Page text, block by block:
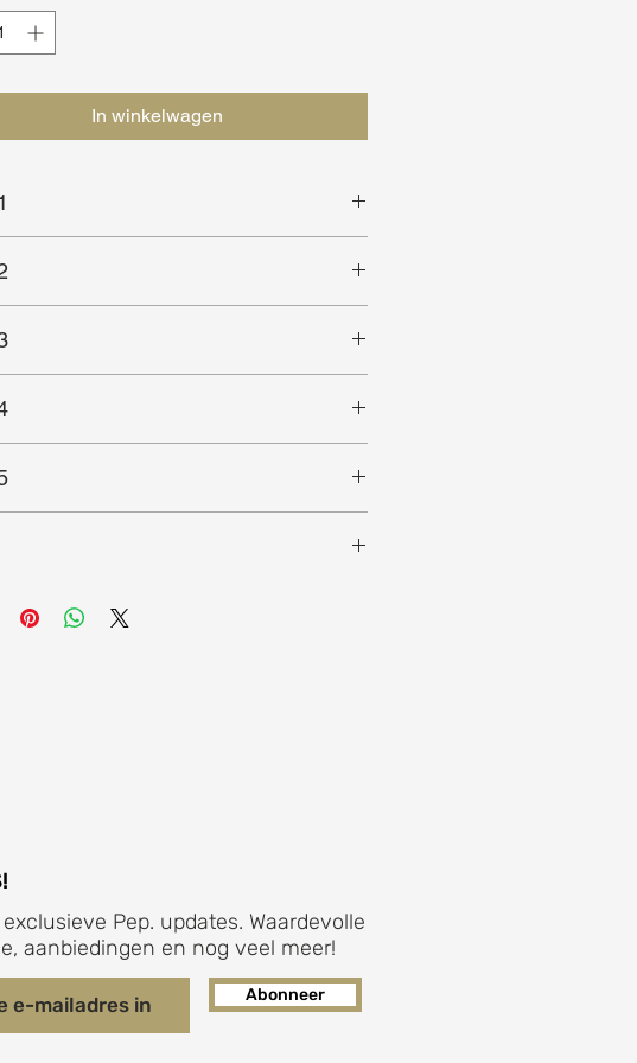
In winkelwagen
Abonneer
Pep. updates. Waardevolle
aanbiedingen en nog veel meer!